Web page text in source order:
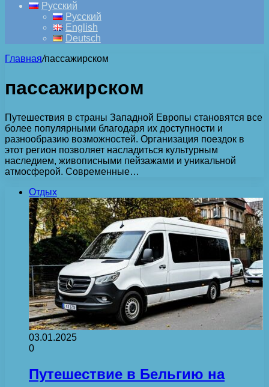
Русский
Русский
English
Deutsch
Главная/пассажирском
пассажирском
Путешествия в страны Западной Европы становятся все
более популярными благодаря их доступности и
разнообразию возможностей. Организация поездок в
этот регион позволяет насладиться культурным
наследием, живописными пейзажами и уникальной
атмосферой. Современные…
Отдых
03.01.2025
0
Путешествие в Бельгию на